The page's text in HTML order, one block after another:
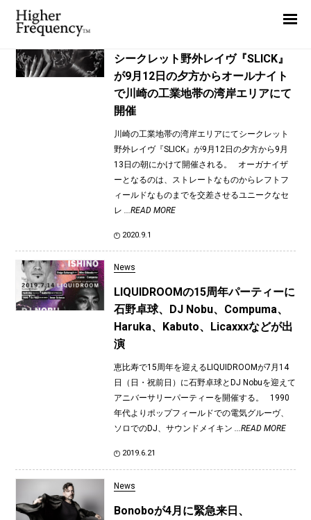
TAG: Miru Shinoda
シークレット野外レイヴ『SLICK』
が9月12日の夕方からオールナイト
で川崎の工業地帯の湾岸エリアにて
開催
川崎の工業地帯の湾岸エリアにてシークレット
野外レイヴ『SLICK』が9月12日の夕方から9月
13日の朝にかけて開催される。 オーガナイザ
ーとなるのは、ストレートなものからレフトフ
ィールドなものまでを交差させるユニークなセ
レ ...READ MORE
2020.9.1
News
LIQUIDROOMの15周年パーティーに
石野卓球、DJ Nobu、Compuma、
Haruka、Kabuto、Licaxxxなどが出
演
恵比寿で15周年を迎えるLIQUIDROOMが7月14
日（日・祝前日）に石野卓球とDJ Nobuを迎えて
アニバーサリーパーティーを開催する。 1990
年代よりポップフィールドでの電気グルーヴ、
ソロでのDJ、サウンドメイキン ...READ MORE
2019.6.21
News
Bonoboが4月に緊急来日、
News
Interview
Highlight
Report